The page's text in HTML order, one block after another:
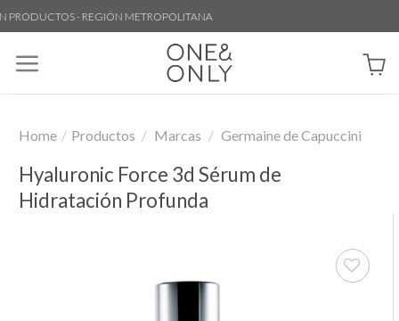
Skip
to
content
- REGIÓN METROPOLITANA
Home / Productos / Marcas / Germaine de Capuccini
Hyaluronic Force 3d Sérum de
Hidratación Profunda